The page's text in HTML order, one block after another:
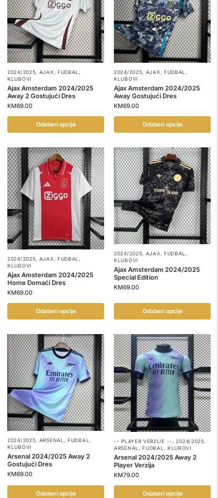
2024/2025, AJAX , FUDBAL ,
KLUBOVI
Ajax Amsterdam 2024/2025
Away 2 Gostujući Dres
KM69.00
Odaberi opcije
2024/2025, AJAX , FUDBAL ,
KLUBOVI
Ajax Amsterdam 2024/2025
Away Gostujući Dres
KM69.00
Odaberi opcije
2024/2025, AJAX , FUDBAL ,
KLUBOVI
Ajax Amsterdam 2024/2025
Home Domaći Dres
KM69.00
Odaberi opcije
2024/2025, AJAX , FUDBAL ,
KLUBOVI
Ajax Amsterdam 2024/2025
Special Edition
KM69.00
Odaberi opcije
2024/2025, ARSENAL ,FUDBAL ,
KLUBOVI
Arsenal 2024/2025 Away 2
Gostujući Dres
KM69.00
Odaberi opcije
-- PLAYER VERZIJE -- ,2024/2025,
ARSENAL ,FUDBAL , KLUBOVI
Arsenal 2024/2025 Away 2
Player Verzija
KM79.00
Odaberi opcije